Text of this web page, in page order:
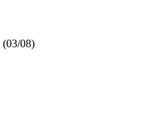
(03/08)